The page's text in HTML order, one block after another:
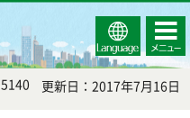
Select
Language
コンテ
ンツメ
ニュー
更新日：2017年7月16日